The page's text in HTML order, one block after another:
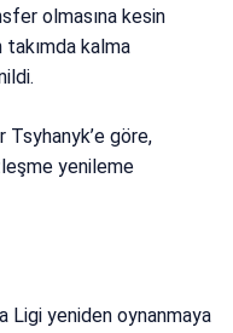
olmasına kesin
takımda kalma
göre,
yenileme
Ligi yeniden oynanmaya